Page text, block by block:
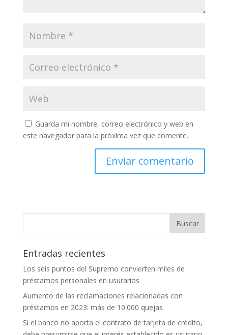
Guarda mi nombre, correo electrónico y web en
este navegador para la próxima vez que comente.
Entradas recientes
Los seis puntos del Supremo convierten miles de
préstamos personales en usurarios
Aumento de las reclamaciones relacionadas con
préstamos en 2023: más de 10.000 quejas
Si el banco no aporta el contrato de tarjeta de crédito,